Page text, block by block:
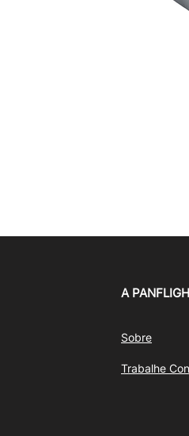
A
Sobre
Trabalhe